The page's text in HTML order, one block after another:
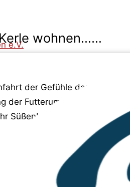
e.V. wohnen……
der Gefühle darf unser
der Futterumstellung vorbei
Süßen!